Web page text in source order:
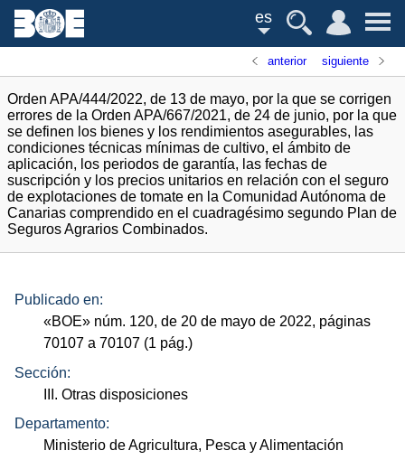
es
anterior siguiente
Orden APA/444/2022, de 13 de mayo, por la que se corrigen
errores de la Orden APA/667/2021, de 24 de junio, por la que
se definen los bienes y los rendimientos asegurables, las
condiciones técnicas mínimas de cultivo, el ámbito de
aplicación, los periodos de garantía, las fechas de
suscripción y los precios unitarios en relación con el seguro
de explotaciones de tomate en la Comunidad Autónoma de
Canarias comprendido en el cuadragésimo segundo Plan de
Seguros Agrarios Combinados.
Publicado en:
«BOE» núm. 120, de 20 de mayo de 2022, páginas
70107 a 70107 (1 pág.)
Sección:
III. Otras disposiciones
Departamento:
Ministerio de Agricultura, Pesca y Alimentación